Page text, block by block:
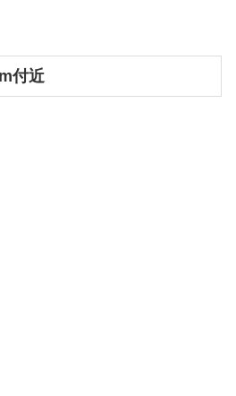
付近